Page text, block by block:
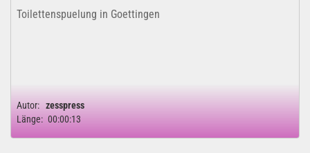
Toilettenspuelung in Goettingen
Autor: zesspress
Länge: 00:00:13